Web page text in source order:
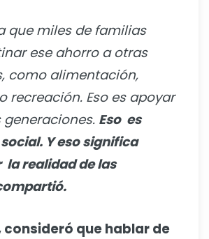
que miles de familias
ese ahorro a otras
como alimentación,
recreación. Eso es apoyar
Eso es
Y eso significa
realidad de las
consideró que hablar de